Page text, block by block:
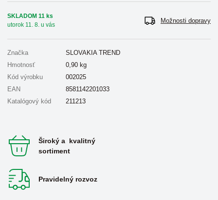
SKLADOM 11 ks
utorok 11. 8. u vás
Možnosti dopravy
Značka
SLOVAKIA TREND
Hmotnosť
0,90 kg
Kód výrobku
002025
EAN
8581142201033
Katalógový kód
211213
Široký a kvalitný
sortiment
Pravidelný rozvoz